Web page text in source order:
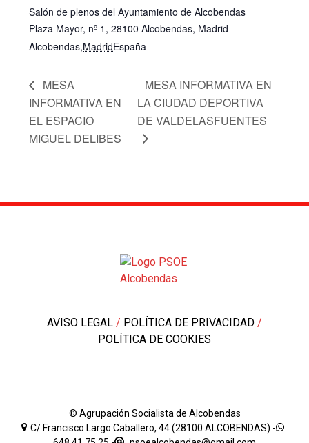
Salón de plenos del Ayuntamiento de Alcobendas
Plaza Mayor, nº 1, 28100 Alcobendas, Madrid
Alcobendas,MadridEspaña
MESA
INFORMATIVA EN
EL ESPACIO
MIGUEL DELIBES
MESA INFORMATIVA EN
LA CIUDAD DEPORTIVA
DE VALDELASFUENTES
AVISO LEGAL / POLÍTICA DE PRIVACIDAD /
POLÍTICA DE COOKIES
© Agrupación Socialista de Alcobendas
C/ Francisco Largo Caballero, 44 (28100 ALCOBENDAS) -